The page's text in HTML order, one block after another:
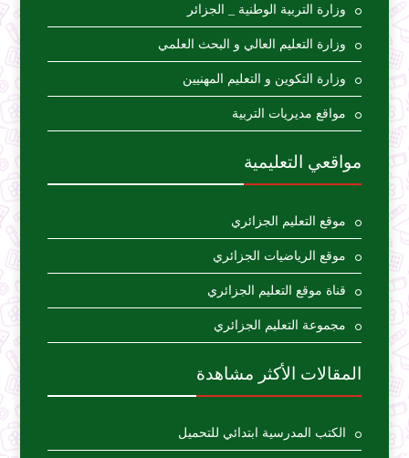
وزارة التربية الوطنية _ الجزائر
وزارة التعليم العالي و البحث العلمي
وزارة التكوين و التعليم المهنيين
مواقع مديريات التربية
مواقعي التعليمية
موقع التعليم الجزائري
موقع الرياضيات الجزائري
قناة موقع التعليم الجزائري
مجموعة التعليم الجزائري
المقالات الأكثر مشاهدة
الكتب المدرسية ابتدائي للتحميل